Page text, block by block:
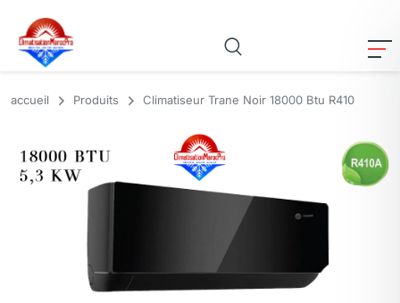
accueil Produits Climatiseur Trane Noir 18000 Btu R410